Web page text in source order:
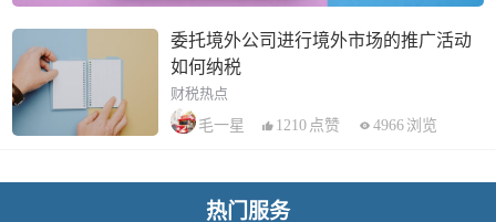
委托境外公司进行境外市场的推广活动
如何纳税
财税热点
毛一星
1210 点赞 4966 浏览
热门服务